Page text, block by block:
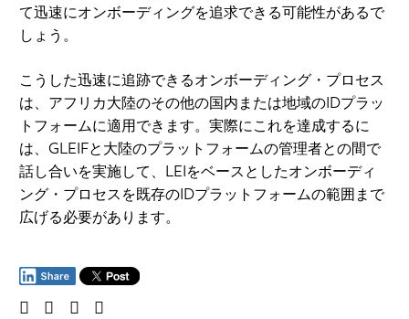
て迅速にオンボーディングを追求できる可能性があるで
しょう。
こうした迅速に追跡できるオンボーディング・プロセス
は、アフリカ大陸のその他の国内または地域のIDプラッ
トフォームに適用できます。実際にこれを達成するに
は、GLEIFと大陸のプラットフォームの管理者との間で
話し合いを実施して、LEIをベースとしたオンボーディ
ング・プロセスを既存のIDプラットフォームの範囲まで
広げる必要があります。